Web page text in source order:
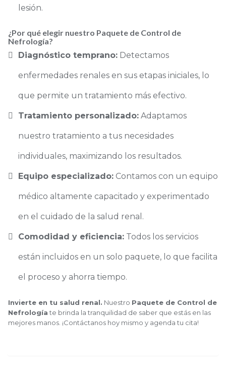
lesión.
¿Por qué elegir nuestro Paquete de Control de
Nefrología?
Diagnóstico temprano: Detectamos
enfermedades renales en sus etapas iniciales, lo
que permite un tratamiento más efectivo.
Tratamiento personalizado: Adaptamos
nuestro tratamiento a tus necesidades
individuales, maximizando los resultados.
Equipo especializado: Contamos con un equipo
médico altamente capacitado y experimentado
en el cuidado de la salud renal.
Comodidad y eficiencia: Todos los servicios
están incluidos en un solo paquete, lo que facilita
el proceso y ahorra tiempo.
Invierte en tu salud renal. Nuestro Paquete de Control de
Nefrologíate brinda la tranquilidad de saber que estás en las
mejores manos. ¡Contáctanos hoy mismo y agenda tu cita!